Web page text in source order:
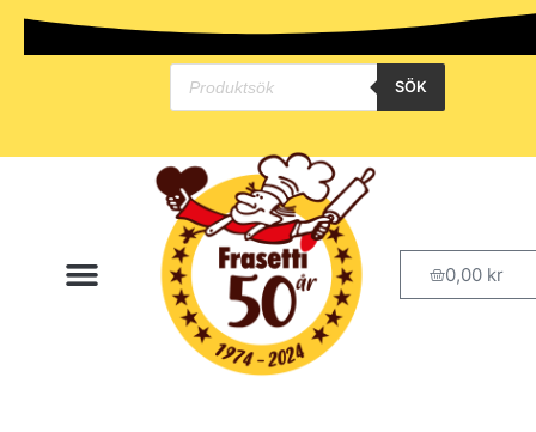
SÖK
0,00 kr
Glutenfritt